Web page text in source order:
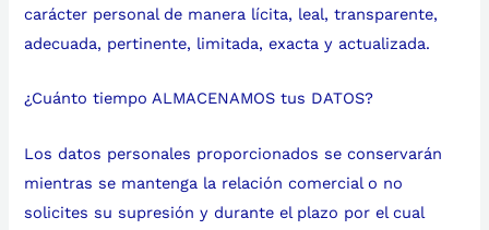
carácter personal de manera lícita, leal, transparente,
adecuada, pertinente, limitada, exacta y actualizada.
¿Cuánto tiempo ALMACENAMOS tus DATOS?
Los datos personales proporcionados se conservarán
mientras se mantenga la relación comercial o no
solicites su supresión y durante el plazo por el cual